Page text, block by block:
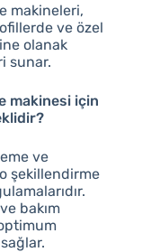
makineleri,
ve özel
olanak
sunar.
makinesi için
ve
şekillendirme
bakım